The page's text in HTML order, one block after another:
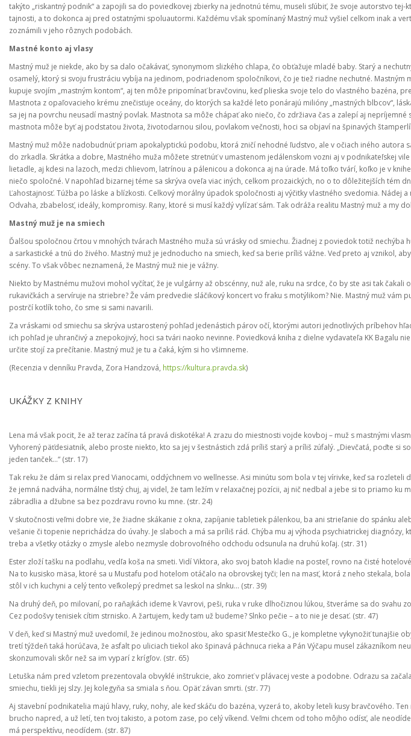
takýto „riskantný podnik“ a zapojili sa do poviedkovej zbierky na jednotnú tému, museli sľúbiť, že svoje autorstvo
tajnosti, a to dokonca aj pred ostatnými spoluautormi. Každému však spomínaný Mastný muž vyšiel celkom inak a
zoznámili v jeho rôznych podobách.
Mastné konto aj vlasy
Mastný muž je niekde, ako by sa dalo očakávať, synonymom slizkého chlapa, čo obťažuje mladé baby. Starý a
osamelý, ktorý si svoju frustráciu vybíja na jedinom, podriadenom spoločníkovi, čo je tiež riadne nechutné. Mastným
kupuje svojím „mastným kontom“, aj ten môže pripomínať bravčovinu, keď plieska svoje telo do vlastného bazéna,
Mastnota z opaľovacieho krému znečisťuje oceány, do ktorých sa každé leto ponárajú milióny „mastných blbcov“,
sa jej na povrchu neusadí mastný povlak. Mastnota sa môže chápať ako niečo, čo zdržiava čas a zalepí aj nepríjemné
mastnota môže byť aj podstatou života, životodarnou silou, povlakom večnosti, hoci sa objaví na špinavých
Mastný muž môže nadobudnúť priam apokalyptickú podobu, ktorá zničí nehodné ľudstvo, ale v očiach iného autora
do zrkadla. Skrátka a dobre, Mastného muža môžete stretnúť v umastenom jedálenskom vozni aj v podnikateľskej
lietadle, aj kdesi na lazoch, medzi chlievom, latrínou a pálenicou a dokonca aj na úrade. Má toľko tvárí, koľko je v
niečo spoločné. V napohľad bizarnej téme sa skrýva oveľa viac iných, celkom prozaických, no o to dôležitejších tém
Ľahostajnosť. Túžba po láske a blízkosti. Celkový morálny úpadok spoločnosti aj výčitky vlastného svedomia. Nádej
Odvaha, zbabelosť, ideály, kompromisy. Rany, ktoré si musí každý vylízať sám. Tak odráža realitu Mastný muž a my
Mastný muž je na smiech
Ďalšou spoločnou črtou v mnohých tvárach Mastného muža sú vrásky od smiechu. Žiadnej z poviedok totiž nechýba
a sarkastické a tnú do živého. Mastný muž je jednoducho na smiech, keď sa berie príliš vážne. Veď preto aj vznikol,
scény. To však vôbec neznamená, že Mastný muž nie je vážny.
Niekto by Mastnému mužovi mohol vyčítať, že je vulgárny až obscénny, nuž ale, ruku na srdce, čo by ste asi tak čakali
rukavičkách a servíruje na striebre? Že vám predvedie sláčikový koncert vo fraku s motýlikom? Nie. Mastný muž vám
postrčí kotlík toho, čo sme si sami navarili.
Za vráskami od smiechu sa skrýva ustarostený pohľad jedenástich párov očí, ktorými autori jednotlivých príbehov
ich pohľad je uhrančivý a znepokojivý, hoci sa tvári naoko nevinne. Poviedková kniha z dielne vydavateľa KK Bagalu
určite stojí za prečítanie. Mastný muž je tu a čaká, kým si ho všimneme.
(Recenzia v denníku Pravda, Zora Handzová, https://kultura.pravda.sk)
UKÁŽKY Z KNIHY
Lena má však pocit, že až teraz začína tá pravá diskotéka! A zrazu do miestnosti vojde kovboj – muž s mastnými
Vyhorený päťdesiatnik, alebo proste niekto, kto sa jej v šestnástich zdá príliš starý a príliš zúfalý. „Dievčatá, poďte si
jeden tanček...“ (str. 17)
Tak reku že dám si relax pred Vianocami, oddýchnem vo wellnesse. Asi minútu som bola v tej vírivke, keď sa rozleteli
že jemná nadváha, normálne tlstý chuj, aj videl, že tam ležím v relaxačnej pozícii, aj nič nedbal a jebe si to priamo ku
zábradlia a džubne sa bez pozdravu rovno ku mne. (str. 24)
V skutočnosti veľmi dobre vie, že žiadne skákanie z okna, zapíjanie tabletiek pálenkou, ba ani strieľanie do spánku
vešanie či topenie neprichádza do úvahy. Je slaboch a má sa príliš rád. Chýba mu aj výhoda psychiatrickej diagnózy,
treba a všetky otázky o zmysle alebo nezmysle dobrovoľného odchodu odsunula na druhú koľaj. (str. 31)
Ester zloží tašku na podlahu, vedľa koša na smeti. Vidí Viktora, ako svoj batoh kladie na posteľ, rovno na čisté
Na to kusisko mäsa, ktoré sa u Mustafu pod hotelom otáčalo na obrovskej tyči; len na masť, ktorá z neho stekala,
stôl v ich kuchyni a celý tento veľkolepý predmet sa leskol na slnku... (str. 39)
Na druhý deň, po milovaní, po raňajkách ideme k Vavrovi, peši, ruka v ruke dlhočiznou lúkou, štveráme sa do svahu
Cez podošvy tenisiek cítim strnisko. A žartujem, kedy tam už budeme? Slnko pečie – a to nie je desať. (str. 47)
V deň, keď si Mastný muž uvedomil, že jedinou možnosťou, ako spasiť Mestečko G., je kompletne vykynožiť tunajšie
tretí týždeň taká horúčava, že asfalt po uliciach tiekol ako špinavá páchnuca rieka a Pán Výčapu musel zákazníkom
skonzumovali skôr než sa im vyparí z krígľov. (str. 65)
Letuška nám pred vzletom prezentovala obvyklé inštrukcie, ako zomrieť v plávacej veste a podobne. Odrazu sa
smiechu, tiekli jej slzy. Jej kolegyňa sa smiala s ňou. Opäť závan smrti. (str. 77)
Aj stavební podnikatelia majú hlavy, ruky, nohy, ale keď skáču do bazéna, vyzerá to, akoby leteli kusy bravčového.
brucho napred, a už letí, ten tvoj takisto, a potom zase, po celý víkend. Veľmi chcem od toho môjho odísť, ale
má perspektívu, neodídem. (str. 87)